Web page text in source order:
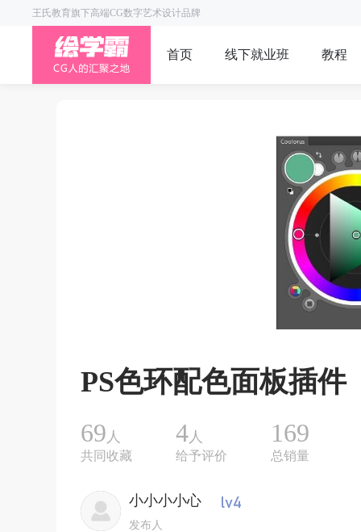
王氏教育旗下高端CG数字艺术设计品牌
首页 线下就业班 教程
PS色环配色面板插件
69 人
共同收藏
4人
给予评价
169
总销量
小小小小心
发布人